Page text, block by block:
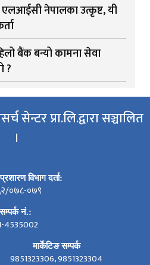
नेपालका उत्कृष्ट, यी
बैंक बन्यो कामना सेवा
?
सेन्टर प्रा.लि.द्वारा सञ्चालित
।
विभाग दर्ता:
०७८-०७९
सम्पर्क नं.:
4535002
मार्केटिङ सम्पर्क
9851323306, 9851323304